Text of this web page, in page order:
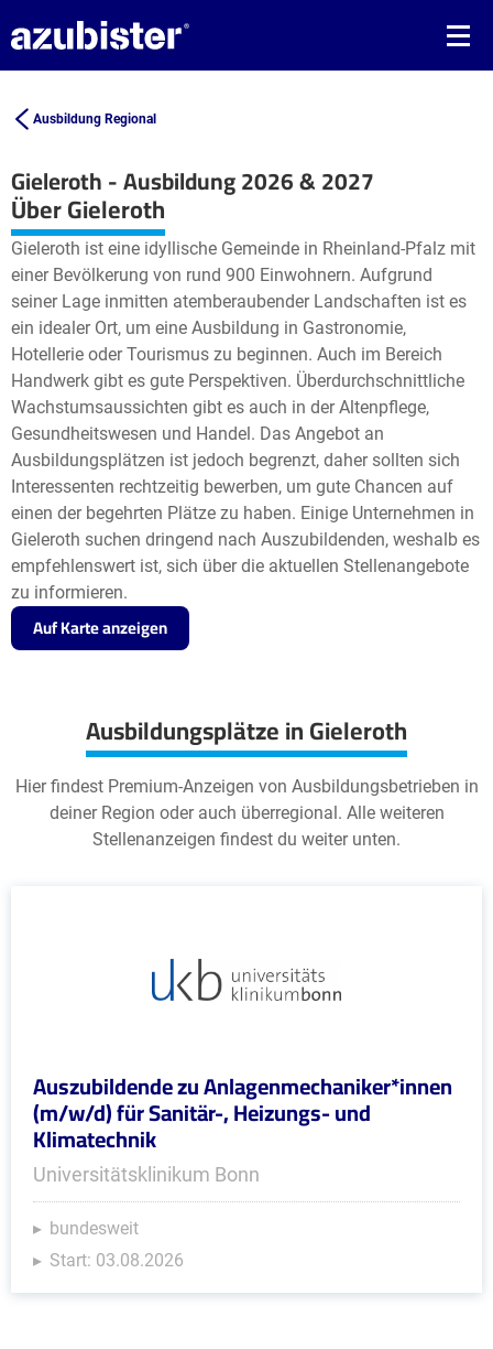
Ausbildung Regional
Gieleroth - Ausbildung 2026 & 2027
+
−
Leaflet | © OpenStreetMap2
Über Gieleroth
Gieleroth ist eine idyllische Gemeinde in Rheinland-Pfalz mit
einer Bevölkerung von rund 900 Einwohnern. Aufgrund
seiner Lage inmitten atemberaubender Landschaften ist es
ein idealer Ort, um eine Ausbildung in Gastronomie,
Hotellerie oder Tourismus zu beginnen. Auch im Bereich
Handwerk gibt es gute Perspektiven. Überdurchschnittliche
Wachstumsaussichten gibt es auch in der Altenpflege,
Gesundheitswesen und Handel. Das Angebot an
Ausbildungsplätzen ist jedoch begrenzt, daher sollten sich
Interessenten rechtzeitig bewerben, um gute Chancen auf
einen der begehrten Plätze zu haben. Einige Unternehmen in
Gieleroth suchen dringend nach Auszubildenden, weshalb es
empfehlenswert ist, sich über die aktuellen Stellenangebote
zu informieren.
Auf Karte anzeigen
Ausbildungsplätze in Gieleroth
Hier findest Premium-Anzeigen von Ausbildungsbetrieben in
deiner Region oder auch überregional. Alle weiteren
Stellenanzeigen findest du weiter unten.
Auszubildende zu Anlagenmechaniker*innen
(m/w/d) für Sanitär-, Heizungs- und
Klimatechnik
Universitätsklinikum Bonn
bundesweit
Start: 03.08.2026